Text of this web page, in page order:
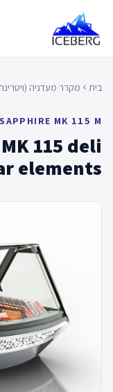
content
בית chevron_left מקרר מעדניה
MK 115 M
115 deli
elements